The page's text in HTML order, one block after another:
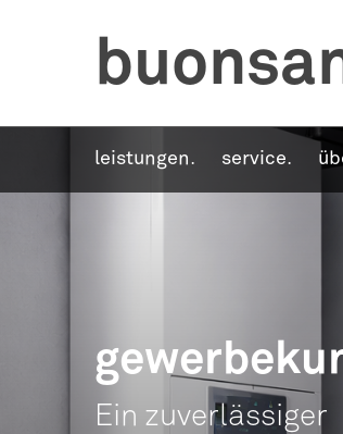
leistungen. service.
Ein zuver­läs­si­ger